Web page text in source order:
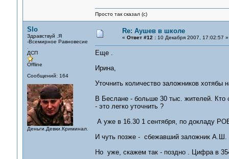
Просто так сказал (с)
Slo
Здравствуй .Я
-Всемирное Равновесие
ДСП
Offline
Сообщений: 164
Деньги.Девки.Криминал.
Re: Аушев в школе
« Ответ #12 :10 Декабря 2007, 17:02:57 »
Еще .
Ирина,
Уточнить количество заложников хотябы
В Беслане - больше 30 тыс. жителей. Кто
- это легко уточнить ?
А уже в 16.30 1 сентября, по докладу
И чуть позже - сбежавший заложник А.Ш.
Но уже, скажем так - поздно . Цифра в